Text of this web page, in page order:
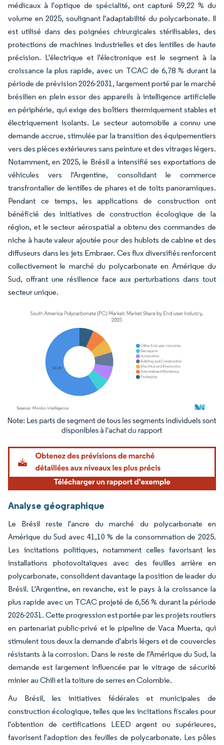
médicaux à l'optique de spécialité, ont capturé 59,22 % du
volume en 2025, soulignant l'adaptabilité du polycarbonate. Il
est utilisé dans des poignées chirurgicales stérilisables, des
protections de machines industrielles et des lentilles de haute
précision. L'électrique et l'électronique est le segment à la
croissance la plus rapide, avec un TCAC de 6,78 % durant la
période de prévision 2026-2031, largement porté par le marché
brésilien en plein essor des appareils à intelligence artificielle
en périphérie, qui exige des boîtiers thermiquement stables et
électriquement isolants. Le secteur automobile a connu une
demande accrue, stimulée par la transition des équipementiers
vers des pièces extérieures sans peinture et des vitrages légers.
Notamment, en 2025, le Brésil a intensifié ses exportations de
véhicules vers l'Argentine, consolidant le commerce
transfrontalier de lentilles de phares et de toits panoramiques.
Pendant ce temps, les applications de construction ont
bénéficié des initiatives de construction écologique de la
région, et le secteur aérospatial a obtenu des commandes de
niche à haute valeur ajoutée pour des hublots de cabine et des
diffuseurs dans les jets Embraer. Ces flux diversifiés renforcent
collectivement le marché du polycarbonate en Amérique du
Sud, offrant une résilience face aux perturbations dans tout
secteur unique.
Image © Mordor Intelligence. La réutilisation nécessite une attribution sous CC BY
Analyse géographique
Le Brésil reste l'ancre du marché du polycarbonate en
Amérique du Sud avec 41,10 % de la consommation de 2025.
Les incitations politiques, notamment celles favorisant les
installations photovoltaïques avec des feuilles arrière en
polycarbonate, consolident davantage la position de leader du
Brésil. L'Argentine, en revanche, est le pays à la croissance la
plus rapide avec un TCAC projeté de 6,56 % durant la période
2026-2031. Cette progression est portée par les projets routiers
en partenariat public-privé et le pipeline de Vaca Muerta, qui
stimulent tous deux la demande d'abris légers et de couvercles
résistants à la corrosion. Dans le reste de l'Amérique du Sud, la
demande est largement influencée par le vitrage de sécurité
minier au Chili et la toiture de serres en Colombie.
Au Brésil, les initiatives fédérales et municipales de
construction écologique, telles que les incitations fiscales pour
l'obtention de certifications LEED argent ou supérieures,
favorisent l'adoption des feuilles de polycarbonate. Les pôles